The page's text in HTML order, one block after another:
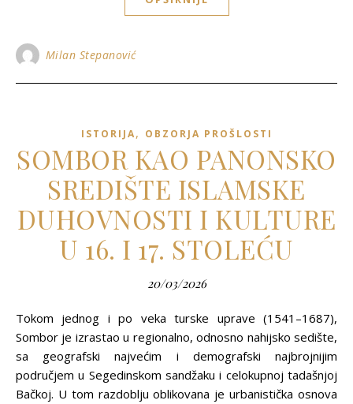
Milan Stepanović
ISTORIJA, OBZORJA PROŠLOSTI
SOMBOR KAO PANONSKO
SREDIŠTE ISLAMSKE
DUHOVNOSTI I KULTURE
U 16. I 17. STOLEĆU
20/03/2026
Tokom jednog i po veka turske uprave (1541–1687),
Sombor je izrastao u regionalno, odnosno nahijsko sedište,
sa geografski najvećim i demografski najbrojnijim
područjem u Segedinskom sandžaku i celokupnoj tadašnjoj
Bačkoj. U tom razdoblju oblikovana je urbanistička osnova